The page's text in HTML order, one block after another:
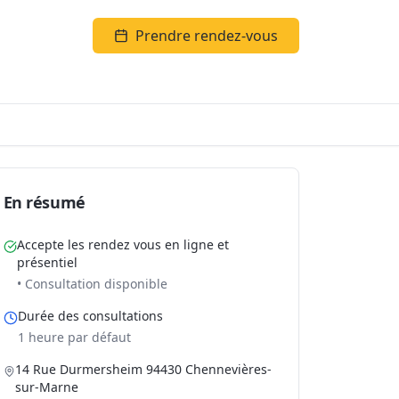
Prendre rendez-vous
En résumé
Accepte les rendez vous en ligne et
présentiel
• Consultation disponible
Durée des consultations
1 heure par défaut
14 Rue Durmersheim 94430 Chennevières-
sur-Marne